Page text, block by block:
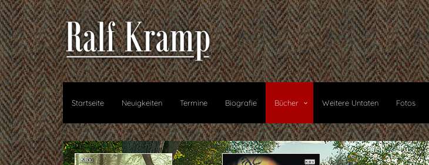
Startseite Neuigkeiten Termine Biografie Bücher Weitere Untaten Fotos